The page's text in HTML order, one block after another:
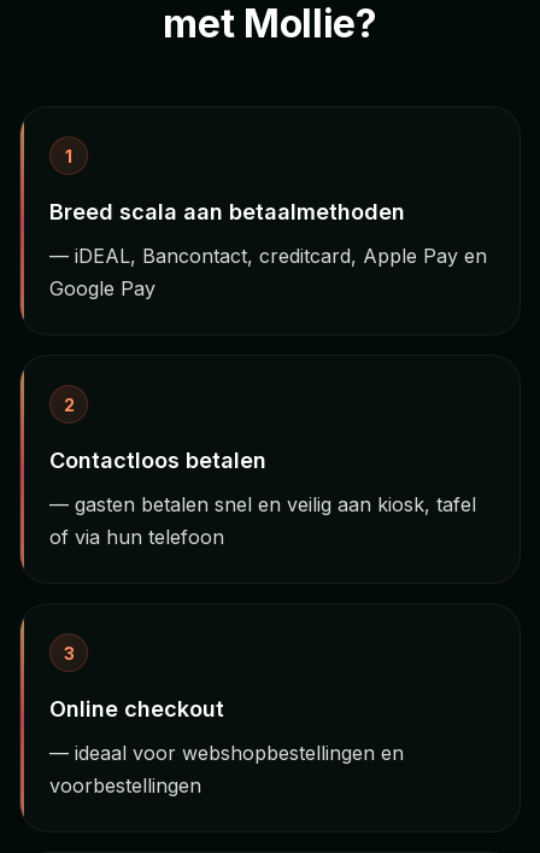
met Mollie?
1
Breed scala aan betaalmethoden
— iDEAL, Bancontact, creditcard, Apple Pay en
Google Pay
2
Contactloos betalen
— gasten betalen snel en veilig aan kiosk, tafel
of via hun telefoon
3
Online checkout
— ideaal voor webshopbestellingen en
voorbestellingen